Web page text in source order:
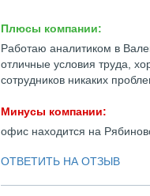
Плюсы компании:
Работаю аналитиком в
отличные условия труда,
сотрудников никаких
Минусы компании:
офис находится на
ОТВЕТИТЬ НА ОТЗЫВ